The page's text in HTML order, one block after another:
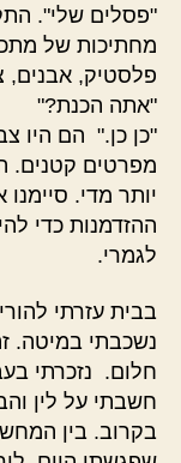
"פסלים שלי".
מחתיכות של
פלסטיק, אבנים,
"אתה הכנת?"
"כן כן." הם היו
מפרטים קטנים.
יותר מדי.
ההזדמנות כדי
לגמרי.
בבית עזרתי
נשכבתי במיטה.
חלום. נזכרתי
חשבתי על לין
בקרוב. בין